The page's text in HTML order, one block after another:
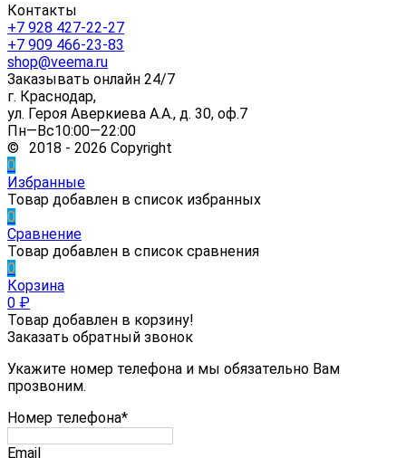
Контакты
+7 928 427-22-27
+7 909 466-23-83
shop@veema.ru
Заказывать онлайн 24/7
г. Краснодар,
ул. Героя Аверкиева А.А., д. 30, оф.7
Пн—Вс10:00—22:00
© 2018 - 2026 Copyright
0
Избранные
Товар добавлен в список избранных
0
Сравнение
Товар добавлен в список сравнения
0
Корзина
0 ₽
Товар добавлен в корзину!
Заказать обратный звонок
Укажите номер телефона и мы обязательно Вам
прозвоним.
Номер телефона*
Email